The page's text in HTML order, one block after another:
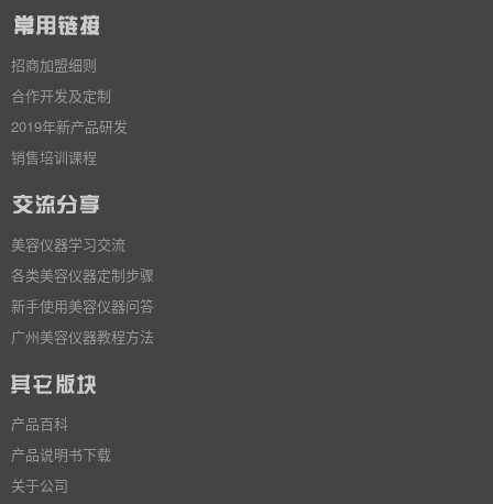
招商加盟细则
合作开发及定制
2019年新产品研发
销售培训课程
美容仪器学习交流
各类美容仪器定制步骤
新手使用美容仪器问答
广州美容仪器教程方法
产品百科
产品说明书下载
关于公司